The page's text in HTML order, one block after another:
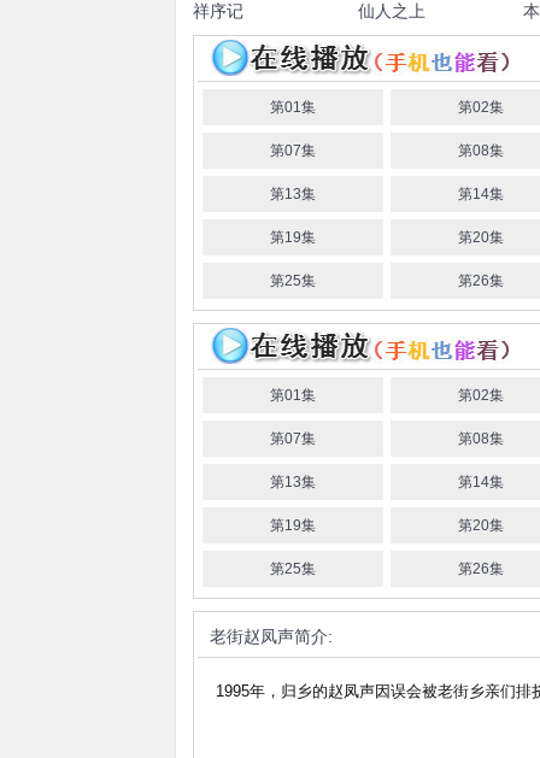
祥序记
王昀楷 俐乐
仙人之上
张双利 蒋申 马东辰 郭昊
钧 王楠楠 杜孙雨妤
第01集 第02集
第07集 第08集
第13集 第14集
第19集 第20集
第25集 第26集
第01集 第02集
第07集 第08集
第13集 第14集
第19集 第20集
第25集 第26集
老街赵凤声简介:
1995年，归乡的赵凤声因误会被老街乡亲们